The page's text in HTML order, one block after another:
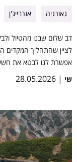
גאורגיה אזרבייג'ן
דב שלום שבנו מהטיול
לציין שהתהליך המקדים
אפשרת לנו לבטא את
שי | 28.05.2026